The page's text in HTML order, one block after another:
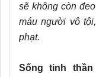
sẽ không còn
máu người vô
phạt.
Sống tinh